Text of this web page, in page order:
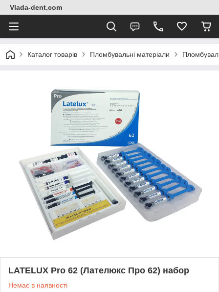
Vlada-dent.com
Каталог товарів Пломбувальні матеріали
LATELUX Pro 62 (Лателюкс Про 62) набор
Немає в наявності